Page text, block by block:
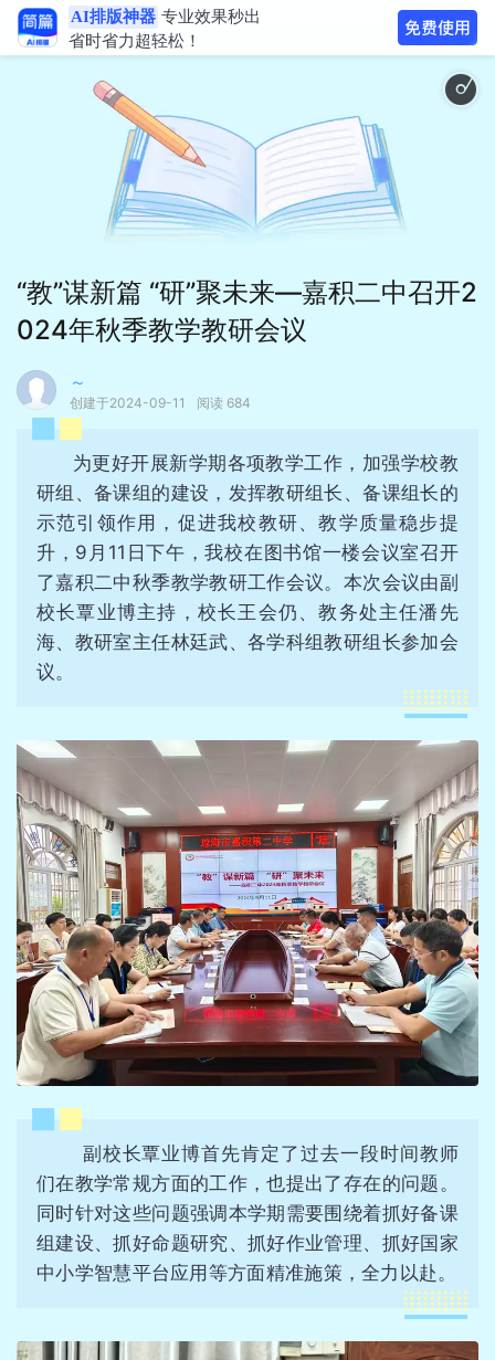
AI排版神器 专业效果秒出
省时省力超轻松！
动感欢乐叮叮
“教”谋新篇 “研”聚未来—嘉积二中召开2
024年秋季教学教研会议
～
创建于2024-09-11 阅读 684
为更好开展新学期各项教学工作，加强学校教
研组、备课组的建设，发挥教研组长、备课组长的
示范引领作用，促进我校教研、教学质量稳步提
升，9月11日下午，我校在图书馆一楼会议室召开
了嘉积二中秋季教学教研工作会议。本次会议由副
校长覃业博主持，校长王会仍、教务处主任潘先
海、教研室主任林廷武、各学科组教研组长参加会
议。
副校长覃业博首先肯定了过去一段时间教师
们在教学常规方面的工作，也提出了存在的问题。
同时针对这些问题强调本学期需要围绕着抓好备课
组建设、抓好命题研究、抓好作业管理、抓好国家
中小学智慧平台应用等方面精准施策，全力以赴。